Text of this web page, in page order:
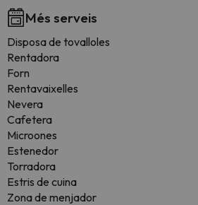
Més serveis
Disposa de tovalloles
Rentadora
Forn
Rentavaixelles
Nevera
Cafetera
Microones
Estenedor
Torradora
Estris de cuina
Zona de menjador